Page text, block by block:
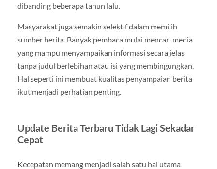
dibanding beberapa tahun lalu.
Masyarakat juga semakin selektif dalam memilih
sumber berita. Banyak pembaca mulai mencari media
yang mampu menyampaikan informasi secara jelas
tanpa judul berlebihan atau isi yang membingungkan.
Hal seperti ini membuat kualitas penyampaian berita
ikut menjadi perhatian penting.
Update Berita Terbaru Tidak Lagi Sekadar
Cepat
Kecepatan memang menjadi salah satu hal utama